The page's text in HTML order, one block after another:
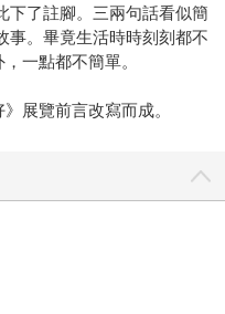
下了註腳。三兩句話看似簡
事。畢竟生活時時刻刻都不
一點都不簡單。
展覽前言改寫而成。